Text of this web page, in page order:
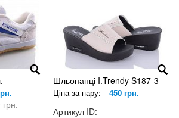
Шльопанці I.Trendy S187-3
Ціна за пару: 450 грн.
Артикул ID: